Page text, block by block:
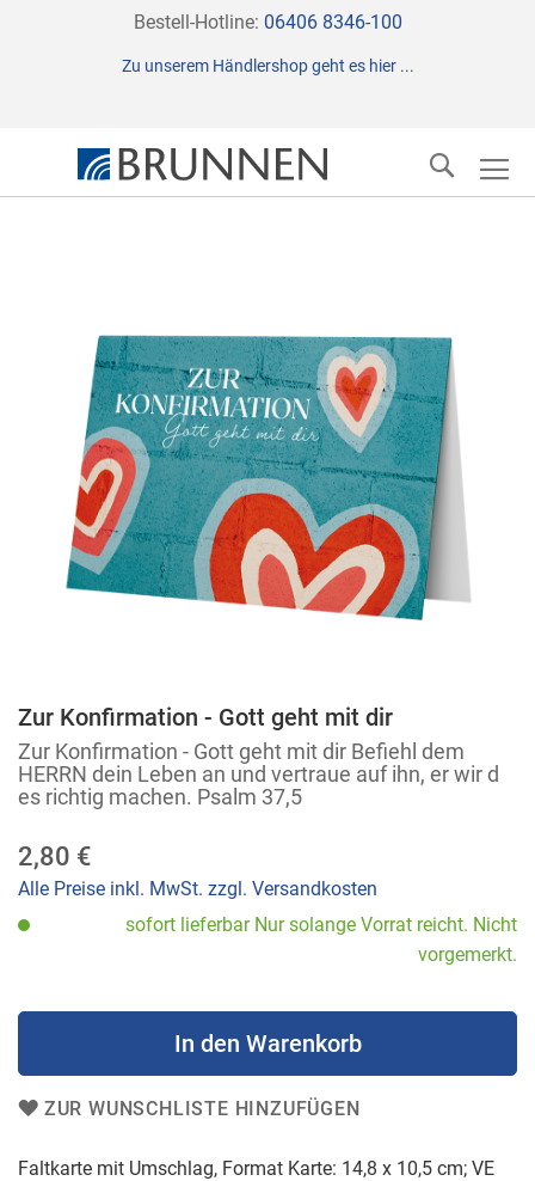
Direkt
Inhalt
Bestell-Hotline: 06406 8346-100
Zu unserem Händlershop geht es hier ...
Suche
Zur Konfirmation - Gott geht mit dir
Zur Konfirmation - Gott geht mit dir Befiehl dem
HERRN dein Leben an und vertraue auf ihn, er wir d
es richtig machen. Psalm 37,5
2,80 €
Alle Preise inkl. MwSt. zzgl. Versandkosten
sofort lieferbar Nur solange Vorrat reicht. Nicht
vorgemerkt.
In den Warenkorb
ZUR WUNSCHLISTE HINZUFÜGEN
Faltkarte mit Umschlag, Format Karte: 14,8 x 10,5 cm; VE